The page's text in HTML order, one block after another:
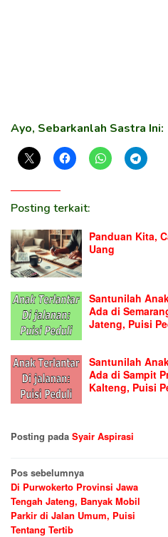
Ayo, Sebarkanlah Sastra Ini:
Posting terkait:
Panduan Kita,
Uang
Santunilah
Ada di
Jateng, Puisi
Santunilah
Ada di Sampit
Kalteng, Puisi
Posting pada Syair Aspirasi
Navigasi
pos
Pos sebelumnya
Di Purwokerto Provinsi Jawa
Tengah Jateng, Banyak Mobil
Parkir di Jalan Umum, Puisi
Tentang Tertib